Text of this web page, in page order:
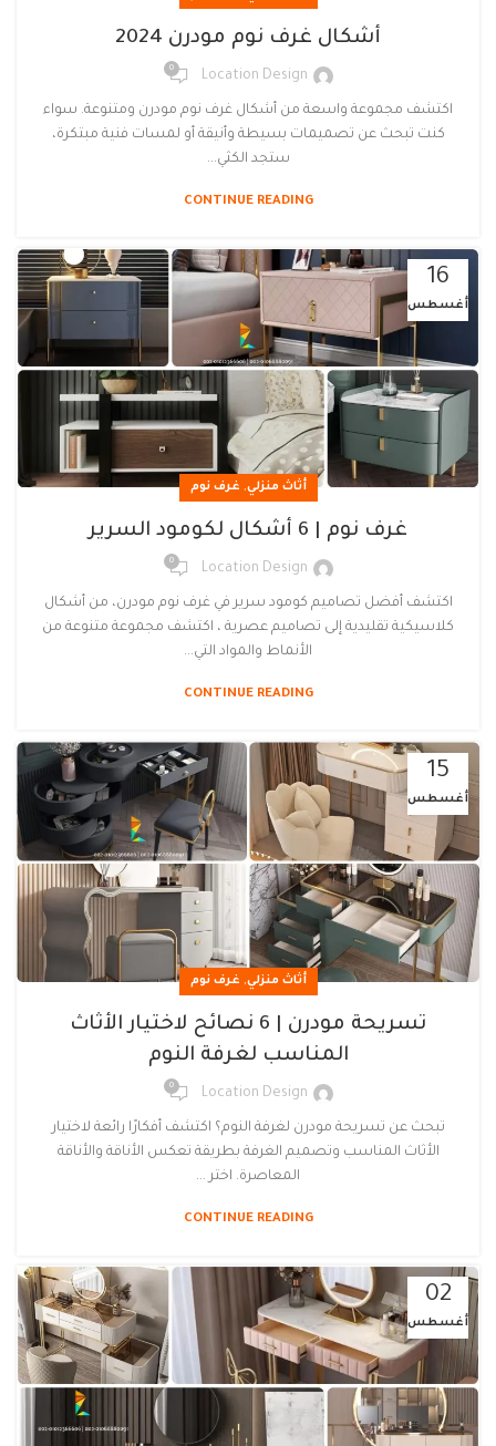
أشكال غرف نوم مودرن 2024
Location Design
0
اكتشف مجموعة واسعة من أشكال غرف نوم مودرن ومتنوعة. سواء
كنت تبحث عن تصميمات بسيطة وأنيقة أو لمسات فنية مبتكرة،
ستجد الكثي...
CONTINUE READING
16
أغسطس
أثاث منزلي, غرف نوم
غرف نوم | 6 أشكال لكومود السرير
Location Design
0
اكتشف أفضل تصاميم كومود سرير في غرف نوم مودرن، من أشكال
كلاسيكية تقليدية إلى تصاميم عصرية ، اكتشف مجموعة متنوعة من
الأنماط والمواد التي...
CONTINUE READING
15
أغسطس
أثاث منزلي, غرف نوم
تسريحة مودرن | 6 نصائح لاختيار الأثاث
المناسب لغرفة النوم
Location Design
0
تبحث عن تسريحة مودرن لغرفة النوم؟ اكتشف أفكارًا رائعة لاختيار
الأثاث المناسب وتصميم الغرفة بطريقة تعكس الأناقة والأناقة
المعاصرة. اختر ...
CONTINUE READING
02
أغسطس